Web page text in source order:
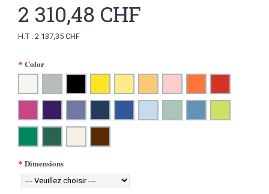
2 310,48 CHF
H.T : 2 137,35 CHF
Color
Dimensions